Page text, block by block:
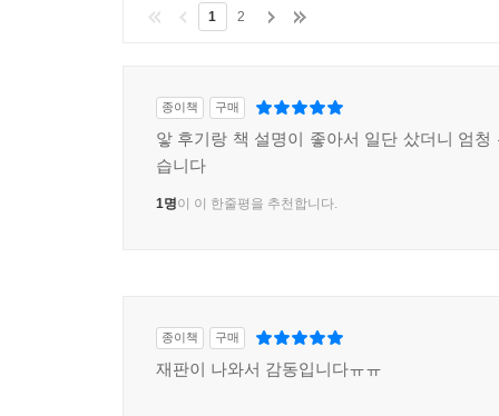
詩作으로 이어졌을 뿐 아니라 놀랄 정도로 혁신적
지의 집에 디킨슨을 감금시켜버렸다. 복장이라
습관 때문에 디킨슨은 내면의 거주자(뇌리를 떠
---「16장 흰옷을 입은 여자」중에서
1 2
종이책 구매
앟 후기랑 책 설명이 좋아서 일단 샀더니 엄청
습니다
1명이 이 한줄평을 추천합니다.
종이책 구매
재판이 나와서 감동입니다ㅠㅠ